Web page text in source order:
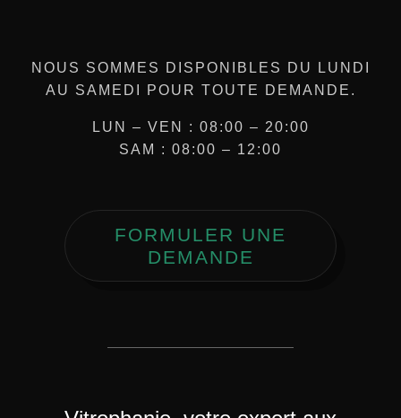
NOUS SOMMES DISPONIBLES DU LUNDI
AU SAMEDI POUR TOUTE DEMANDE.
LUN – VEN : 08:00 – 20:00
SAM : 08:00 – 12:00
FORMULER UNE
DEMANDE